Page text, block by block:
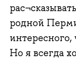
родной
интересного,
Но я всегда